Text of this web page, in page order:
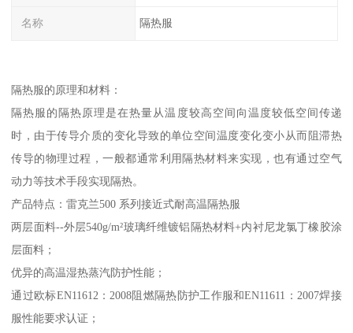
名称 隔热服
隔热服的原理和材料：
隔热服的隔热原理是在热量从温度较高空间向温度较低空间传递
时，由于传导介质的变化导致的单位空间温度变化变小从而阻滞热
传导的物理过程，一般都通常利用隔热材料来实现，也有通过空气
动力等技术手段实现隔热。
产品特点：雷克兰500 系列接近式耐高温隔热服
两层面料--外层540g/m²玻璃纤维镀铝隔热材料+内衬尼龙氯丁橡胶涂
层面料；
优异的高温湿热蒸汽防护性能；
通过欧标EN11612：2008阻燃隔热防护工作服和EN11611：2007焊接
服性能要求认证；